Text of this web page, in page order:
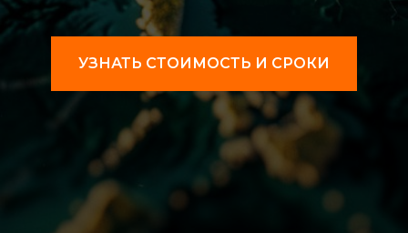
УЗНАТЬ СТОИМОСТЬ И СРОКИ